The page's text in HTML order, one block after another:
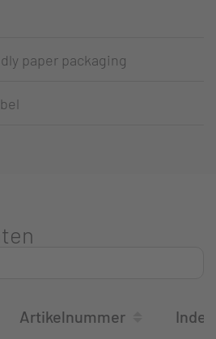
paper packaging
Artikelnummer